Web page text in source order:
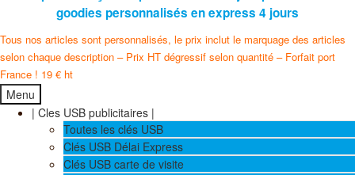
goodies personnalisés en express 4 jours
Tous nos articles sont personnalisés, le prix inclut le marquage des articles
selon chaque description – Prix HT dégressif selon quantité – Forfait port
France ! 19 € ht
Menu
| Cles USB publicitaires |
Toutes les clés USB
Clés USB Délai Express
Clés USB carte de visite